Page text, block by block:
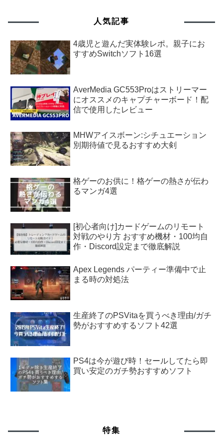
人気記事
4歳児と遊んだ実体験レポ。親子にお
すすめSwitchソフト16選
AverMedia GC553Proはストリーマー
にオススメのキャプチャーボード！配
信で使用したレビュー
MHWアイスボーン:シチュエーション
別期待値で見るおすすめ大剣
格ゲーのお供に！格ゲーの熱さが伝わ
るマンガ4選
[初心者向け]カードゲームのリモート
対戦のやり方 おすすめ機材・100均自
作・Discord設定まで徹底解説
Apex Legends パーティー準備中で止
まる時の対処法
生産終了のPSVitaを買うべき理由/ガチ
勢がおすすめするソフト42選
PS4は今が遊び時！セールしてたら即
買い安定のガチ勢おすすめソフト
特集